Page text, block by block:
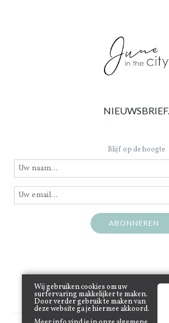
NIEUWSBRIEF.
Blijf op de hoogte
ABONNEREN
Wij gebruiken cookies om uw
surfervaring makkelijker te maken.
Door verder gebruik te maken van
deze website ga je hiermee akkoord.